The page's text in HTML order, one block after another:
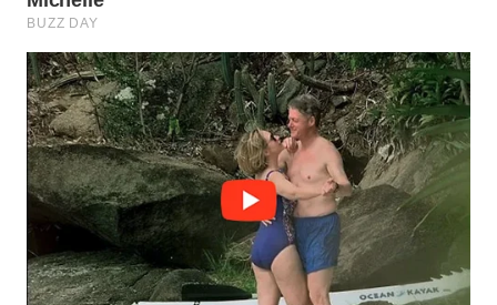
WAHANA
INFRASTRUKTUR
WAHANA
KONSUMEN
WAHANA
LISTRIK
WAHANA